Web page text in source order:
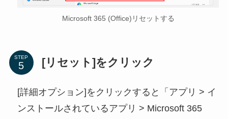
Microsoft 365 (Office)リセットする
STEP [リセット]をクリック
[詳細オプション]をクリックすると「アプリ > イ
ンストールされているアプリ > Microsoft 365